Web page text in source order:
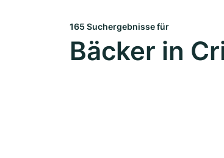
165 Suchergebnisse für
Bäcker in